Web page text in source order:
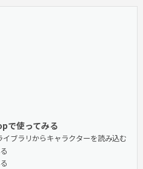
で使ってみる
ブラリからキャラクターを読み込む